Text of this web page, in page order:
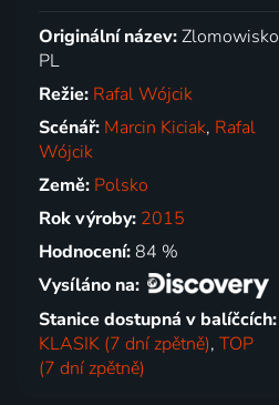
Originální název:Zlomowisko
PL
Režie: Rafal Wójcik
Scénář: Marcin Kiciak, Rafal
Wójcik
Země: Polsko
Rok výroby: 2015
Hodnocení: 84 %
Vysíláno na:
Stanice dostupná v balíčcích:
KLASIK (7 dní zpětně),TOP
(7 dní zpětně)